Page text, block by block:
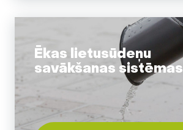
Ēkas lietusūdeņu
savākšanas sistēmas